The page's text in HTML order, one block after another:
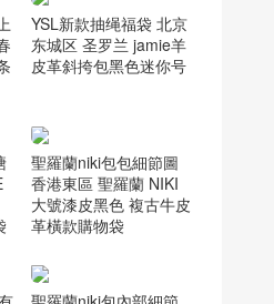
香奈儿流浪包尺寸(6)
儿香港官网(7)
YSL新款抽绳福袋 北京
东城区 圣罗兰 jamie羊
皮革斜挎包黑色迷你号